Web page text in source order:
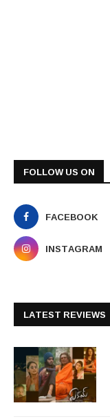
FOLLOW US ON
FACEBOOK
INSTAGRAM
LATEST REVIEWS